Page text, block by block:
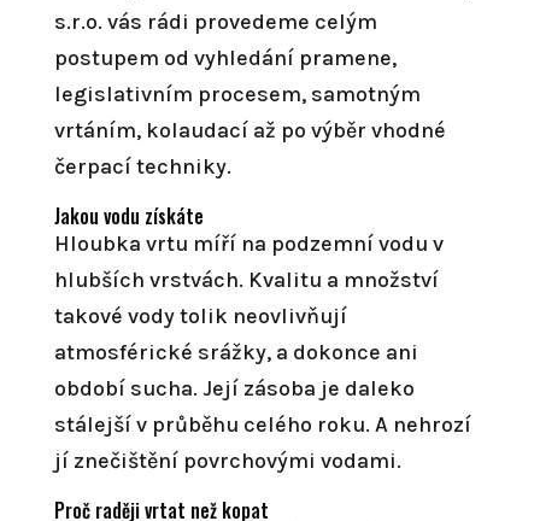
s.r.o. vás rádi provedeme celým
postupem od vyhledání pramene,
legislativním procesem, samotným
vrtáním, kolaudací až po výběr vhodné
čerpací techniky.
Jakou vodu získáte
Hloubka vrtu míří na podzemní vodu v
hlubších vrstvách. Kvalitu a množství
takové vody tolik neovlivňují
atmosférické srážky, a dokonce ani
období sucha. Její zásoba je daleko
stálejší v průběhu celého roku. A nehrozí
jí znečištění povrchovými vodami.
Proč raději vrtat než kopat